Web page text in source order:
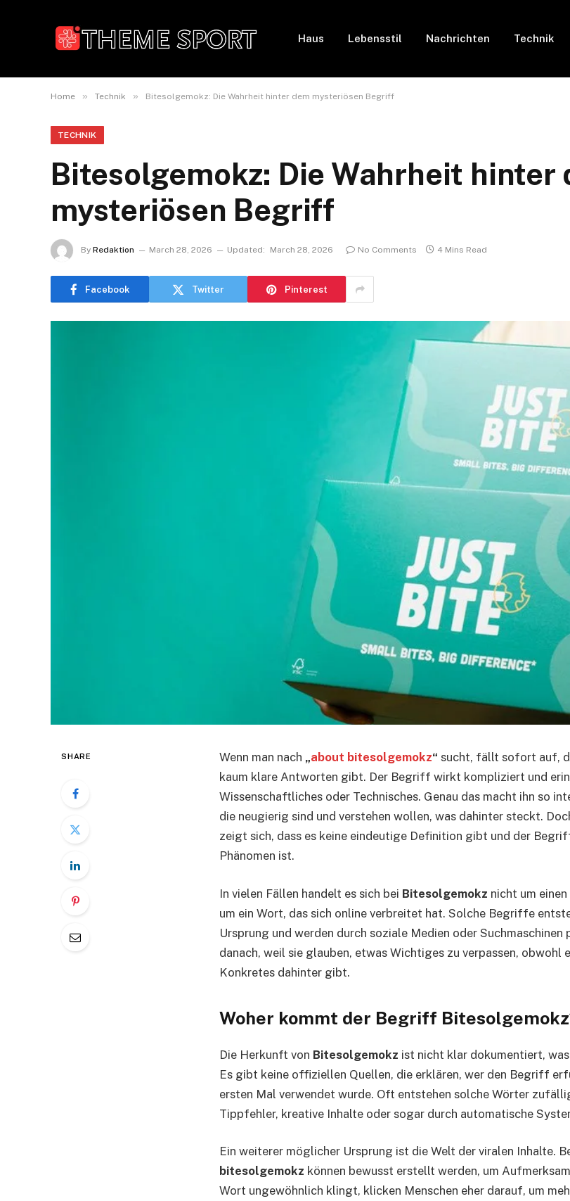
Haus Lebensstil Nachrichten Technik
Home » Technik » Bitesolgemokz: Die Wahrheit hinter dem mysteriösen Begriff
TECHNIK
Bitesolgemokz: Die Wahrheit hinter
mysteriösen Begriff
By Redaktion March 28, 2026 Updated: March 28, 2026 No Comments 4 Mins Read
Facebook Twitter Pinterest
SHARE Wenn man nach „about bitesolgemokz“ sucht, fällt sofort auf,
kaum klare Antworten gibt. Der Begriff wirkt kompliziert und
Wissenschaftliches oder Technisches. Genau das macht ihn so
die neugierig sind und verstehen wollen, was dahinter steckt.
zeigt sich, dass es keine eindeutige Definition gibt und der
Phänomen ist.
In vielen Fällen handelt es sich bei Bitesolgemokz nicht um
um ein Wort, das sich online verbreitet hat. Solche Begriffe
Ursprung und werden durch soziale Medien oder Suchmaschinen
danach, weil sie glauben, etwas Wichtiges zu verpassen, obwohl
Konkretes dahinter gibt.
Woher kommt der Begriff
Die Herkunft von Bitesolgemokz ist nicht klar dokumentiert,
Es gibt keine offiziellen Quellen, die erklären, wer den Begriff
ersten Mal verwendet wurde. Oft entstehen solche Wörter
Tippfehler, kreative Inhalte oder sogar durch automatische
Ein weiterer möglicher Ursprung ist die Welt der viralen Inhalte.
bitesolgemokz können bewusst erstellt werden, um
Wort ungewöhnlich klingt, klicken Menschen eher darauf, um